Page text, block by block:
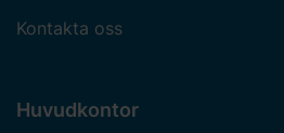
Kontakta oss
Huvudkontor